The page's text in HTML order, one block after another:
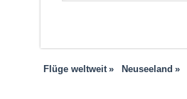
Flüge weltweit Neuseeland